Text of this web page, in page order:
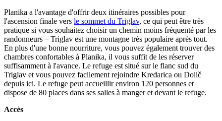
Planika a l'avantage d'offrir deux itinéraires possibles pour
l'ascension finale vers le sommet du Triglav, ce qui peut être très
pratique si vous souhaitez choisir un chemin moins fréquenté par les
randonneurs – Triglav est une montagne très populaire après tout.
En plus d'une bonne nourriture, vous pouvez également trouver des
chambres confortables à Planika, il vous suffit de les réserver
suffisamment à l'avance. Le refuge est situé sur le flanc sud du
Triglav et vous pouvez facilement rejoindre Kredarica ou Dolič
depuis ici. Le refuge peut accueillir environ 120 personnes et
dispose de 80 places dans ses salles à manger et devant le refuge.
Accès